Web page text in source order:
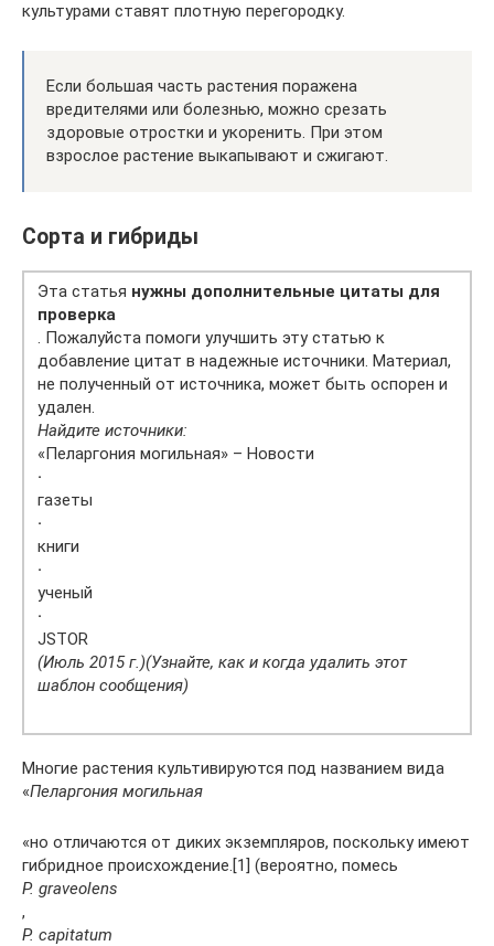
культурами ставят плотную перегородку.
Если большая часть растения поражена
вредителями или болезнью, можно срезать
здоровые отростки и укоренить. При этом
взрослое растение выкапывают и сжигают.
Сорта и гибриды
Эта статья нужны дополнительные цитаты для
проверка
. Пожалуйста помоги улучшить эту статью к
добавление цитат в надежные источники. Материал,
не полученный от источника, может быть оспорен и
удален.
Найдите источники:
«Пеларгония могильная» – Новости
·
газеты
·
книги
·
ученый
·
JSTOR
(Июль 2015 г.)(Узнайте, как и когда удалить этот
шаблон сообщения)
Многие растения культивируются под названием вида
«Пеларгония могильная
«но отличаются от диких экземпляров, поскольку имеют
гибридное происхождение.[1] (вероятно, помесь
P. graveolens
,
P. capitatum